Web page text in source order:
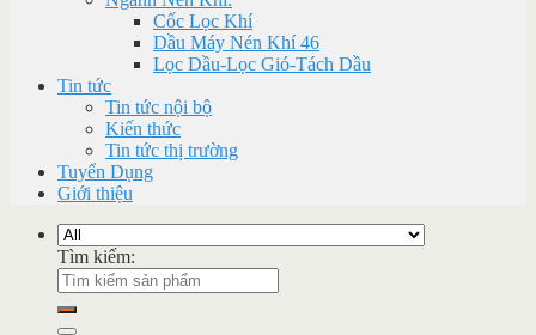
Cốc Lọc Khí
Dầu Máy Nén Khí 46
Lọc Dầu-Lọc Gió-Tách Dầu
Tin tức
Tin tức nội bộ
Kiến thức
Tin tức thị trường
Tuyển Dụng
Giới thiệu
Tìm kiếm: